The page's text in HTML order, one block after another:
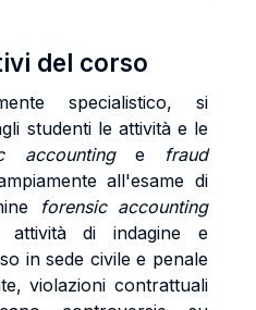
del corso
specialistico, si
studenti le attività e le
accounting e fraud
all'esame di
forensic accounting
attività di indagine e
in sede civile e penale
violazioni contrattuali